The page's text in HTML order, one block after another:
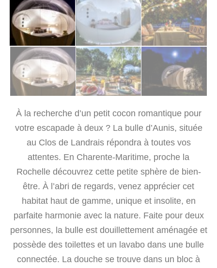
À la recherche d’un petit cocon romantique pour
votre escapade à deux ? La bulle d’Aunis, située
au Clos de Landrais répondra à toutes vos
attentes. En Charente-Maritime, proche la
Rochelle découvrez cette petite sphère de bien-
être. À l’abri de regards, venez apprécier cet
habitat haut de gamme, unique et insolite, en
parfaite harmonie avec la nature. Faite pour deux
personnes, la bulle est douillettement aménagée et
possède des toilettes et un lavabo dans une bulle
connectée. La douche se trouve dans un bloc à